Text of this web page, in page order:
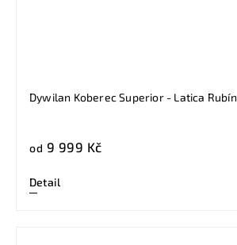
Dywilan Koberec Superior - Latica Rubín
od 9 999 Kč
Detail